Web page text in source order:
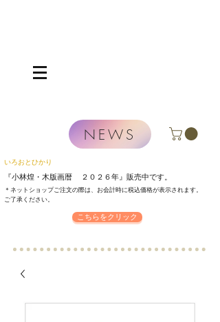
NEWS
いろおとひかり
『小林煌・木版画暦 ２０２６年』 販売中です。
＊ネットショップご注文の際は、お会計時に税込価格が表示されます。
​ご了承ください。
こちらをクリック